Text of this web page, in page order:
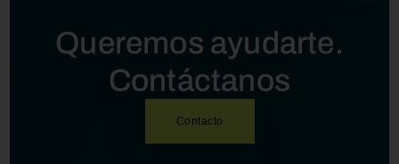
Queremos ayudarte.
Contáctanos
Contacto